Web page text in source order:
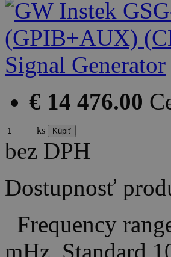
€ 14 476.00
ks
bez DPH
Dostupnosť
Frequency
mHz Standard